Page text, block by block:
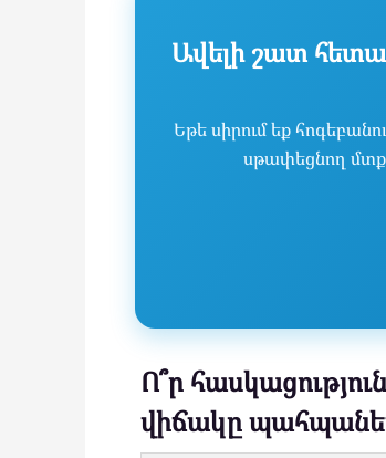
Ավելի շատ
Եթե սիրում եք
սթափեցնող
Ո՞ր
վիճակը